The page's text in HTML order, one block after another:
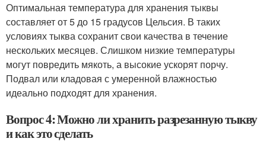
Оптимальная температура для хранения тыквы
составляет от 5 до 15 градусов Цельсия. В таких
условиях тыква сохранит свои качества в течение
нескольких месяцев. Слишком низкие температуры
могут повредить мякоть, а высокие ускорят порчу.
Подвал или кладовая с умеренной влажностью
идеально подходят для хранения.
Вопрос 4: Можно ли хранить разрезанную тыкву
и как это сделать